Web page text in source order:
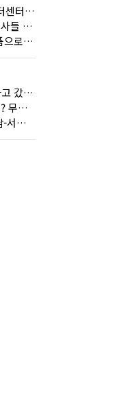
건설사 입맛 다시는 데이터센터…암초는 '주민 반대'
반도체 800조 투자…건설사들 "물 들어온다!"
'1.3조' 성수4지구, 롯데 품으로…'성수르엘 S70' 거듭
마곡서 성수까지 '한강' 타고 갔습니다
"타이어 절반 물에 잠기면? 무조건 탈출하세요"
양재IC 정체 줄인다…성남-서초 고속도로 2029년 착공